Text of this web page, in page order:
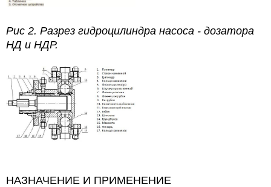
Рис 2. Разрез гидроцилиндра насоса - дозатора
НД и НДР.
НАЗНАЧЕНИЕ И ПРИМЕНЕНИЕ